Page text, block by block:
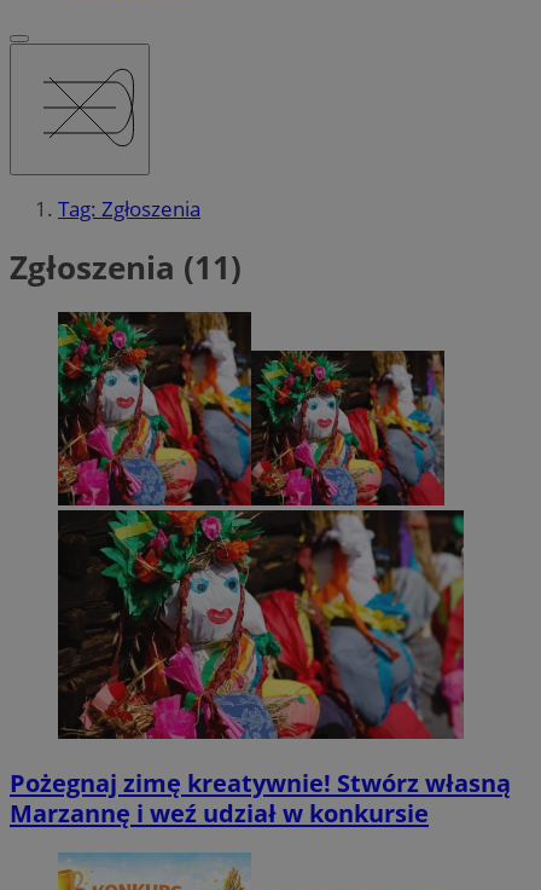
Tag: Zgłoszenia
Zgłoszenia (11)
Pożegnaj zimę kreatywnie! Stwórz własną
Marzannę i weź udział w konkursie